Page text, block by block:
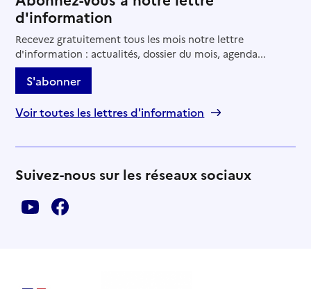
d'information
Recevez gratuitement tous les mois notre lettre
d'information : actualités, dossier du mois, agenda...
S'abonner
Voir toutes les lettres d'information
Suivez-nous sur les réseaux sociaux